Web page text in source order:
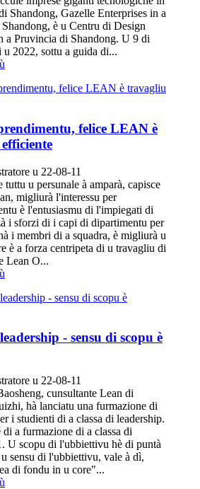
Shandong, Gazelle Enterprises in a
è u Centru di Design
a Pruvincia di Shandong. U 9 di
u 2022, sottu a guida di...
felice LEAN è
u 22-08-11
tuttu u persunale à amparà, capisce
migliurà l'interessu per
è l'entusiasmu di l'impiegati di
i sforzi di i capi di dipartimentu per
i membri di a squadra, è migliurà u
è a forza centripeta di u travagliu di
Lean O...
- sensu di scopu è
u 22-08-11
cunsultante Lean di
hà lanciatu una furmazione di
i studienti di a classa di leadership.
a furmazione di a classa di
U scopu di l'ubbiettivu hè di puntà
sensu di l'ubbiettivu, vale à dì,
di fondu in u core"...